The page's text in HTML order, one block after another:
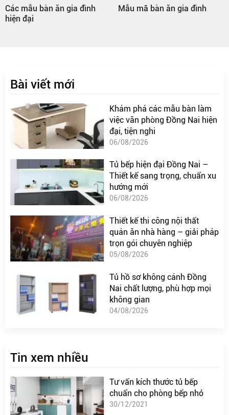
Các mẫu bàn ăn gia đình
hiện đại
Mẫu mã bàn ăn gia đình
Bài viết mới
Khám phá các mẫu bàn làm
việc văn phòng Đồng Nai hiện
đại, tiện nghi
06/08/2026
Tủ bếp hiện đại Đồng Nai –
Thiết kế sang trọng, chuẩn xu
hướng mới
06/08/2026
Thiết kế thi công nội thất
quán ăn nhà hàng – giải pháp
trọn gói chuyên nghiệp
05/08/2026
Tủ hồ sơ không cánh Đồng
Nai chất lượng, phù hợp mọi
không gian
04/08/2026
Tin xem nhiều
Tư vấn kích thước tủ bếp
chuẩn cho phòng bếp nhỏ
30/12/2021